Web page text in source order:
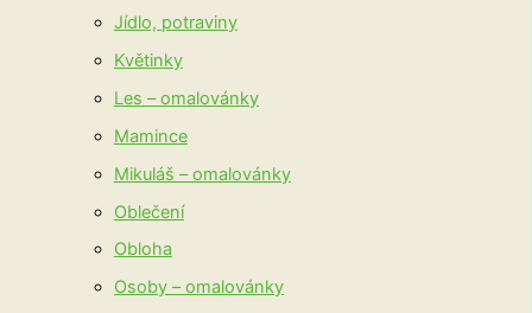
Jídlo, potraviny
Květinky
Les – omalovánky
Mamince
Mikuláš – omalovánky
Oblečení
Obloha
Osoby – omalovánky